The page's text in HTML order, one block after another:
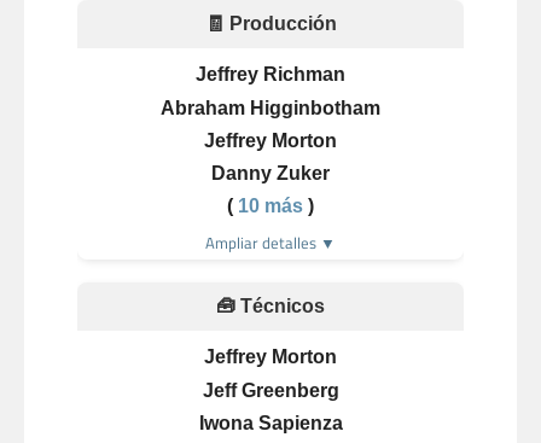
🧾 Producción
Jeffrey Richman
Abraham Higginbotham
Jeffrey Morton
Danny Zuker
( 10 más )
Ampliar detalles ▼
🧰 Técnicos
Jeffrey Morton
Jeff Greenberg
Iwona Sapienza